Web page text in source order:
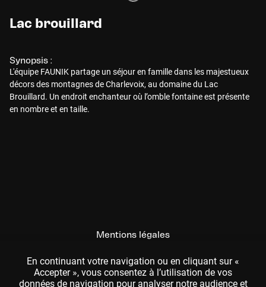
Lac brouillard
Synopsis :
L'équipe FAUNIK partage un séjour en famille dans les majestueux
décors des montagnes de Charlevoix, au domaine du Lac
Brouillard. Un endroit enchanteur où l’omble fontaine est présente
en nombre et en taille.
Mentions légales
CGU
En continuant votre navigation ou en cliquant sur «
Accepter », vous consentez à l’utilisation de vos
données de navigation pour analyser notre audience et